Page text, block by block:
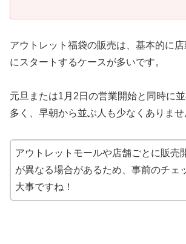
アウトレット福袋の販売は、基本的に
にスタートするケースが多いです。
元旦または1月2日の営業開始と同時に
多く、早朝から並ぶ人も少なくありませ
アウトレットモールや店舗ごとに販売
が異なる場合があるため、事前のチェ
大事ですね！